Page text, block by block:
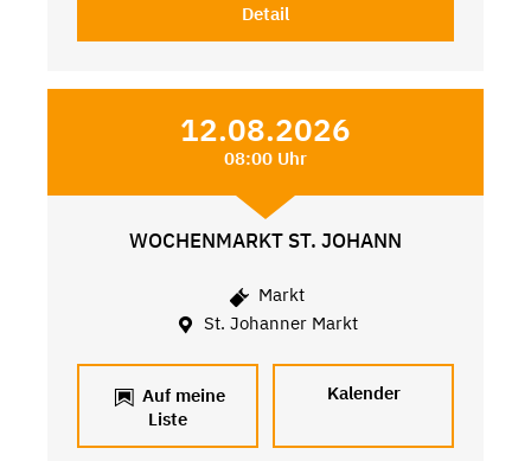
Detail
12.08.2026
08:00 Uhr
WOCHENMARKT ST. JOHANN
Markt
St. Johanner Markt
Auf meine
Liste
Kalender